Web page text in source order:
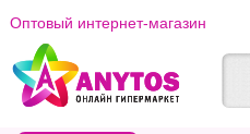
Оптовый интернет-магазин